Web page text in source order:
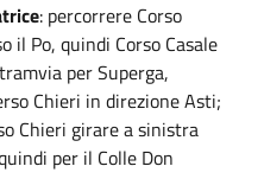
: percorrere Corso
il Po, quindi Corso Casale
per Superga,
Chieri in direzione Asti;
Chieri girare a sinistra
per il Colle Don